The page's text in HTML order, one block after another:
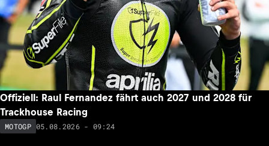
Offiziell: Raul Fernandez fährt auch 2027 und 2028 für
Trackhouse Racing
MOTOGP 05.08.2026 - 09:24